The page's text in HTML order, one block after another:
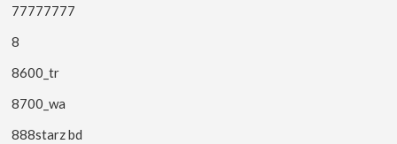
77777777
8
8600_tr
8700_wa
888starz bd